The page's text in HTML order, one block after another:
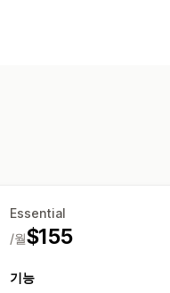
Essential
$155
/월
기능